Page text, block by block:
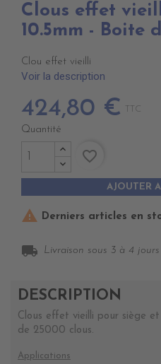
Clous effet
10.5mm - Boite
Clou effet vieilli
Voir la description
424,80 € TTC
Quantité
AJOUTER
favorite_border
 Derniers articles en
local_shipping Livraison sous 3 à 4 jours
DESCRIPTION
Clous effet vieilli pour siège
de 25000 clous.
Applications